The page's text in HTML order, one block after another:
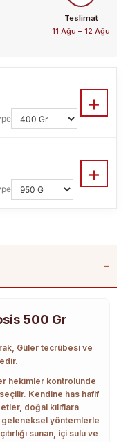
Teslimat
11 Ağu – 12 Ağu
+
+
500 Gr
Güler tecrübesi ve
hekimler kontrolünde
Kendine has hafif
doğal kılıflara
geleneksel yöntemlerle
sunan, içi sulu ve